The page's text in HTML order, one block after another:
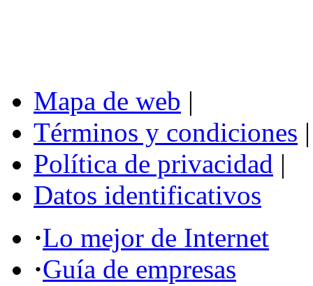
Mapa de web |
Términos y condiciones |
Política de privacidad |
Datos identificativos
·Lo mejor de Internet
·Guía de empresas